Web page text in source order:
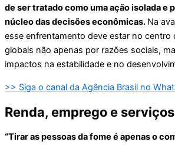
de ser tratado como uma ação isolada e
núcleo das decisões econômicas. Na
esse enfrentamento deve estar no centro
globais não apenas por razões sociais,
impactos na estabilidade e no
>> Siga o canal da Agência Brasil no
Renda, emprego e serviços
“Tirar as pessoas da fome é apenas o